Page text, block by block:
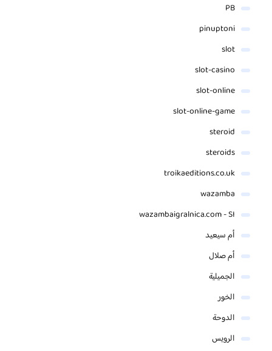
PB
pinuptoni
slot
slot-casino
slot-online
slot-online-game
steroid
steroids
troikaeditions.co.uk
wazamba
wazambaigralnica.com - SI
أم سيعيد
أم صلال
الجميلية
الخور
الدوحة
الرويس